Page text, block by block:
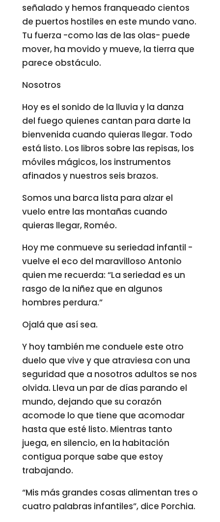
señalado y hemos franqueado cientos
de puertos hostiles en este mundo vano.
Tu fuerza -como las de las olas- puede
mover, ha movido y mueve, la tierra que
parece obstáculo.
Nosotros
Hoy es el sonido de la lluvia y la danza
del fuego quienes cantan para darte la
bienvenida cuando quieras llegar. Todo
está listo. Los libros sobre las repisas, los
móviles mágicos, los instrumentos
afinados y nuestros seis brazos.
Somos una barca lista para alzar el
vuelo entre las montañas cuando
quieras llegar, Roméo.
Hoy me conmueve su seriedad infantil -
vuelve el eco del maravilloso Antonio
quien me recuerda: “La seriedad es un
rasgo de la niñez que en algunos
hombres perdura.”
Ojalá que así sea.
Y hoy también me conduele este otro
duelo que vive y que atraviesa con una
seguridad que a nosotros adultos se nos
olvida. Lleva un par de días parando el
mundo, dejando que su corazón
acomode lo que tiene que acomodar
hasta que esté listo. Mientras tanto
juega, en silencio, en la habitación
contigua porque sabe que estoy
trabajando.
“Mis más grandes cosas alimentan tres o
cuatro palabras infantiles”, dice Porchia.